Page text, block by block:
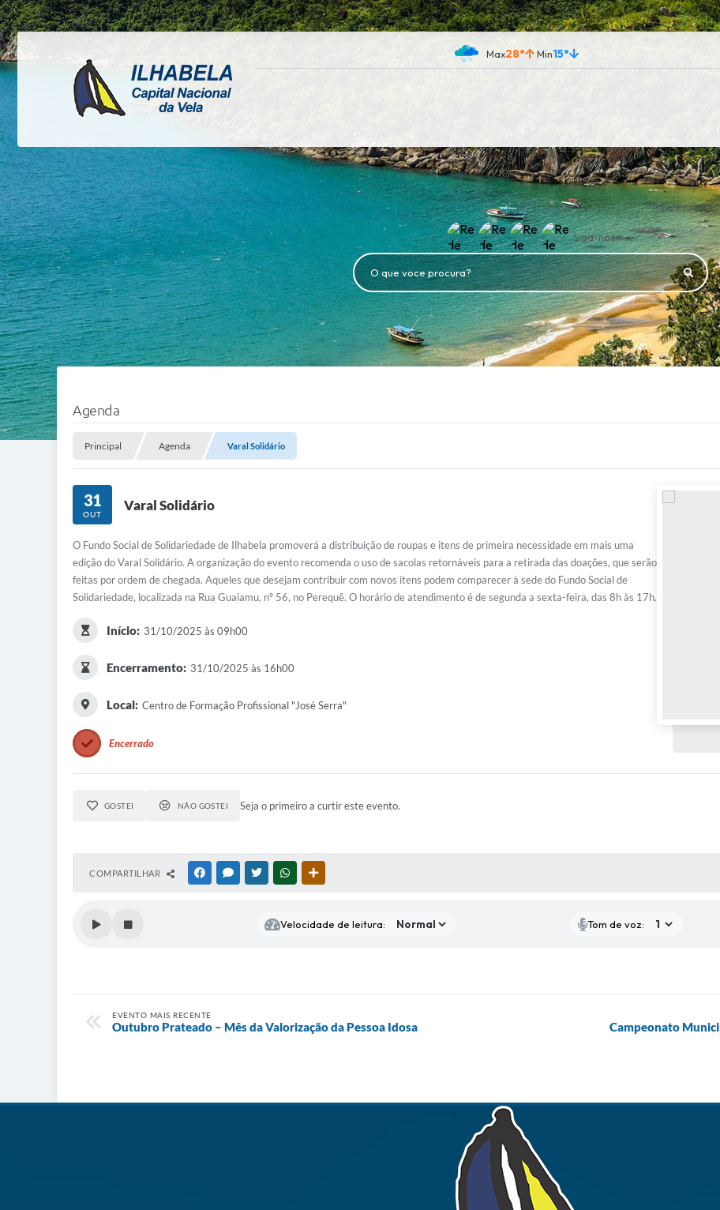
28° 15°
Siga-nos
O que voce procura?
Agenda
Principal Agenda Varal Solidário
31
OUT
Varal Solidário
O Fundo Social de Solidariedade de Ilhabela promoverá a distribuição de roupas e itens de primeira necessidade em mais uma
edição do Varal Solidário. A organização do evento recomenda o uso de sacolas retornáveis para a retirada das doações, que serão
feitas por ordem de chegada. Aqueles que desejam contribuir com novos itens podem comparecer à sede do Fundo Social de
Solidariedade, localizada na Rua Guaiamu, nº 56, no Perequê. O horário de atendimento é de segunda a sexta-feira, das 8h às 17h.
Início: 31/10/2025 às 09h00
Encerramento: 31/10/2025 às 16h00
Local: Centro de Formação Profissional "José Serra"
Encerrado
GOSTEI NÃO GOSTEI Seja o primeiro a curtir este evento.
COMPARTILHAR FACEBOOKMESSENGER
TWITTERWHATSAPP
Velocidade de leitura: Tom de voz:
EVENTO MAIS RECENTE
Outubro Prateado – Mês da Valorização da Pessoa Idosa Campeonato